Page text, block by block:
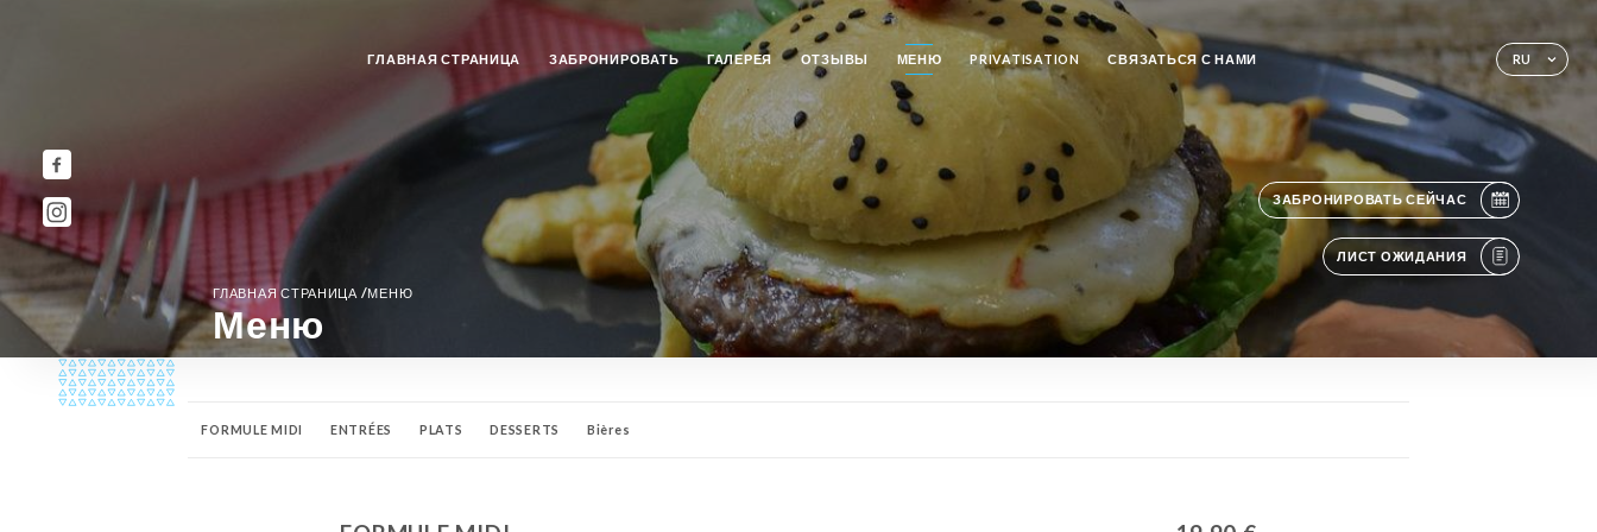
RU
ГЛАВНАЯ СТРАНИЦА ЗАБРОНИРОВАТЬ ГАЛЕРЕЯ ОТЗЫВЫ МЕНЮ PRIVATISATION СВЯЗАТЬСЯ С НАМИ
ЗАБРОНИРОВАТЬ СЕЙЧАС
ЛИСТ ОЖИДАНИЯ
ГЛАВНАЯ СТРАНИЦА /МЕНЮ
Меню
FORMULE MIDI ENTRÉES PLATS DESSERTS Bières